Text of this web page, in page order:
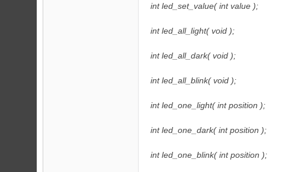
int led_set_value( int value );
int led_all_light( void );
int led_all_dark( void );
int led_all_blink( void );
int led_one_light( int position );
int led_one_dark( int position );
int led_one_blink( int position );